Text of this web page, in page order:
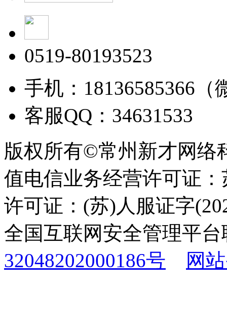
0519-80193523
手机：18136585366（
客服QQ：34631533
版权所有©常州新才网络
值电信业务经营许可证
许可证：(苏)人服证字
全国互联网安全管理平
32048202000186号
网